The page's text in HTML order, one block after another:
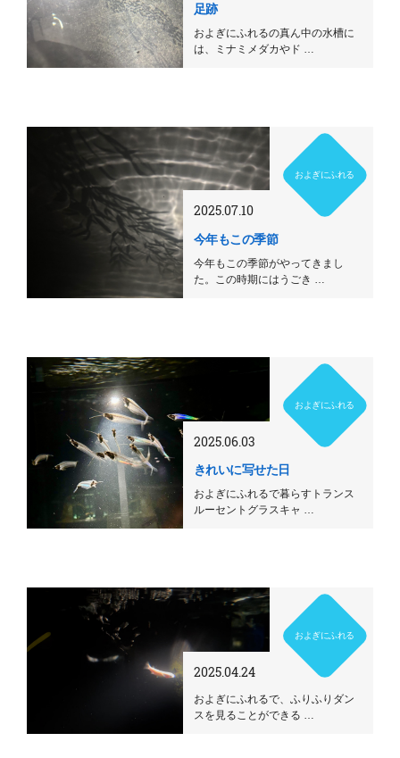
足跡
およぎにふれるの真ん中の水槽に
は、ミナミメダカやド …
およぎにふれる
2025.07.10
今年もこの季節
今年もこの季節がやってきまし
た。この時期にはうごき …
およぎにふれる
2025.06.03
きれいに写せた日
およぎにふれるで暮らすトランス
ルーセントグラスキャ …
およぎにふれる
2025.04.24
およぎにふれるで、ふりふりダン
スを見ることができる …